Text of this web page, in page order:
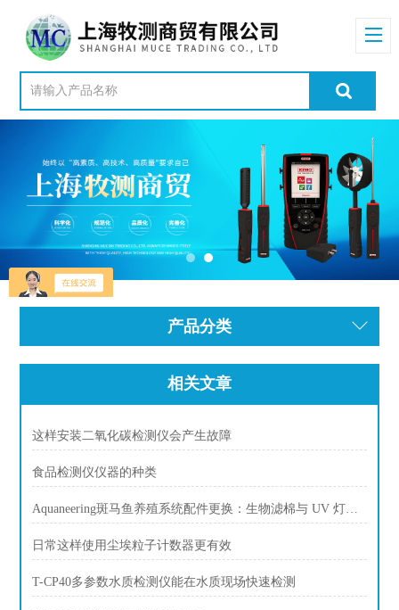
产品分类
相关文章
这样安装二氧化碳检测仪会产生故障
食品检测仪仪器的种类
Aquaneering斑马鱼养殖系统配件更换：生物滤棉与 UV 灯更换周期
日常这样使用尘埃粒子计数器更有效
T-CP40多参数水质检测仪能在水质现场快速检测